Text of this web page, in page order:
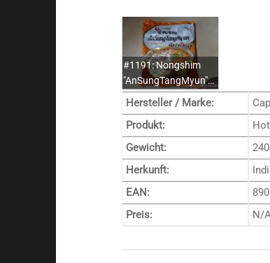
#1191: Nongshim
"AnSungTangMyun"…
Hersteller / Marke:
Produkt:
Gewicht:
Herkunft:
EAN:
Preis:
N/